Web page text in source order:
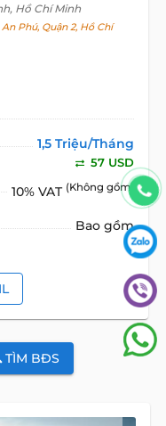
Hồ Chí Minh
Phú, Quận 2, Hồ Chí
1,5 Triệu/Tháng
57 USD
10% VAT (Không gồm)
Bao gồm
TÌM BĐS